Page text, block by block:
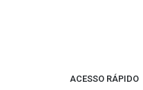
ACESSO RÁPIDO